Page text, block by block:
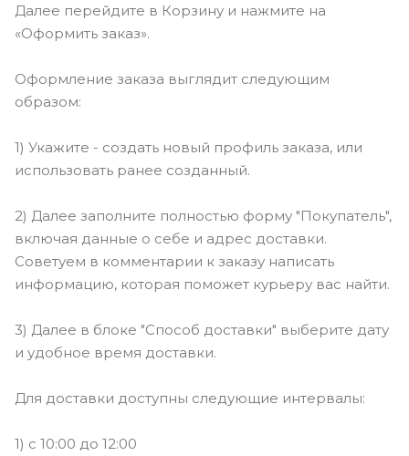
Далее перейдите в Корзину и нажмите на
«Оформить заказ».
Оформление заказа выглядит следующим
образом:
1) Укажите - создать новый профиль заказа, или
использовать ранее созданный.
2) Далее заполните полностью форму "Покупатель",
включая данные о себе и адрес доставки.
Советуем в комментарии к заказу написать
информацию, которая поможет курьеру вас найти.
3) Далее в блоке "Способ доставки" выберите дату
и удобное время доставки.
Для доставки доступны следующие интервалы:
1) c 10:00 до 12:00